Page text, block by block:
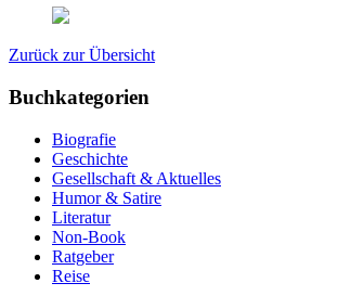
Zurück zur Übersicht
Buchkategorien
Biografie
Geschichte
Gesellschaft & Aktuelles
Humor & Satire
Literatur
Non-Book
Ratgeber
Reise